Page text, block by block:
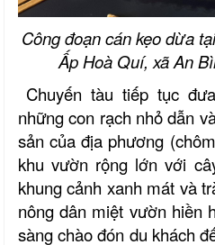
Công đoạn cán kẹo dừa
Ấp Hoà Quí, xã An
Chuyến tàu tiếp tục
những con rạch nhỏ dẫn
sản của địa phương
khu vườn rộng lớn với
khung cảnh xanh mát và
nông dân miệt vườn hiền
sàng chào đón du khách